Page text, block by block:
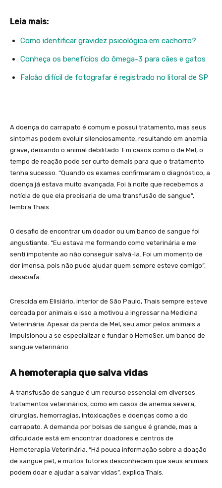
Leia mais:
Como identificar gravidez psicológica em cachorro?
Conheça os benefícios do ômega-3 para cães e gatos
Falcão difícil de fotografar é registrado no litoral de SP
A doença do carrapato é comum e possui tratamento, mas seus
sintomas podem evoluir silenciosamente, resultando em anemia
grave, deixando o animal debilitado. Em casos como o de Mel, o
tempo de reação pode ser curto demais para que o tratamento
tenha sucesso. “Quando os exames confirmaram o diagnóstico, a
doença já estava muito avançada. Foi à noite que recebemos a
notícia de que ela precisaria de uma transfusão de sangue”,
lembra Thais.
O desafio de encontrar um doador ou um banco de sangue foi
angustiante. “Eu estava me formando como veterinária e me
senti impotente ao não conseguir salvá-la. Foi um momento de
dor imensa, pois não pude ajudar quem sempre esteve comigo”,
desabafa.
Crescida em Elisiário, interior de São Paulo, Thais sempre esteve
cercada por animais e isso a motivou a ingressar na Medicina
Veterinária. Apesar da perda de Mel, seu amor pelos animais a
impulsionou a se especializar e fundar o HemoSer, um banco de
sangue veterinário.
A hemoterapia que salva vidas
A transfusão de sangue é um recurso essencial em diversos
tratamentos veterinários, como em casos de anemia severa,
cirurgias, hemorragias, intoxicações e doenças como a do
carrapato. A demanda por bolsas de sangue é grande, mas a
dificuldade está em encontrar doadores e centros de
Hemoterapia Veterinária. “Há pouca informação sobre a doação
de sangue pet, e muitos tutores desconhecem que seus animais
podem doar e ajudar a salvar vidas”, explica Thais.